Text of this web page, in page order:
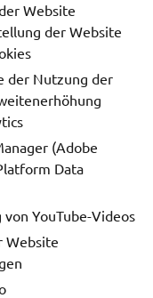
Website
der Website
der Nutzung der
(Adobe
Data
YouTube-Videos
Website